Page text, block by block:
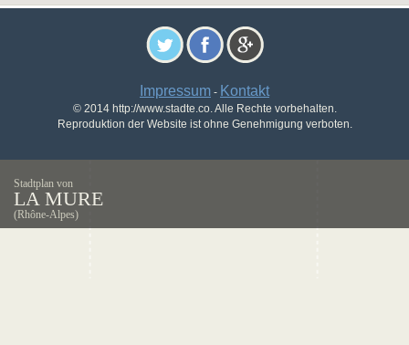
Impressum - Kontakt
© 2014 http://www.stadte.co. Alle Rechte vorbehalten.
Reproduktion der Website ist ohne Genehmigung verboten.
Stadtplan von
LA MURE
(Rhône-Alpes)